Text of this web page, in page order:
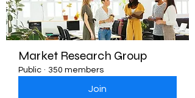
Market Research Group
Public · 350 members
Join